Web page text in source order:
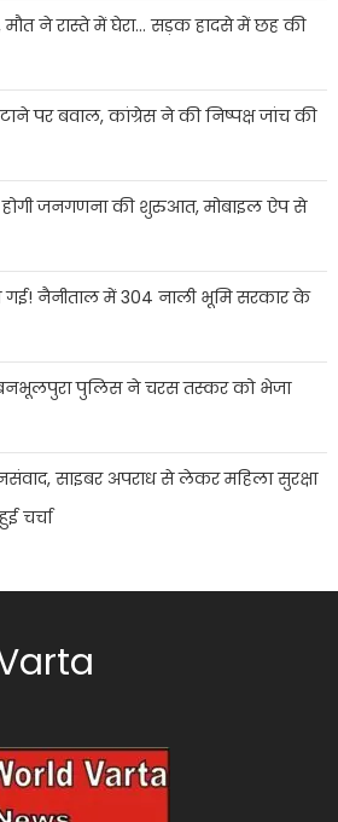
ने रास्ते में घेरा… सड़क हादसे में छह की
पर बवाल, कांग्रेस ने की निष्पक्ष जांच की
से होगी जनगणना की शुरुआत, मोबाइल ऐप से
गई! नैनीताल में 304 नाली भूमि सरकार के
बनभूलपुरा पुलिस ने चरस तस्कर को भेजा
साइबर अपराध से लेकर महिला सुरक्षा
चर्चा